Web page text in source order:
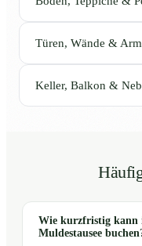
Türen, Wände &
Keller, Balkon &
Wie kurzfristig kann
Muldestausee